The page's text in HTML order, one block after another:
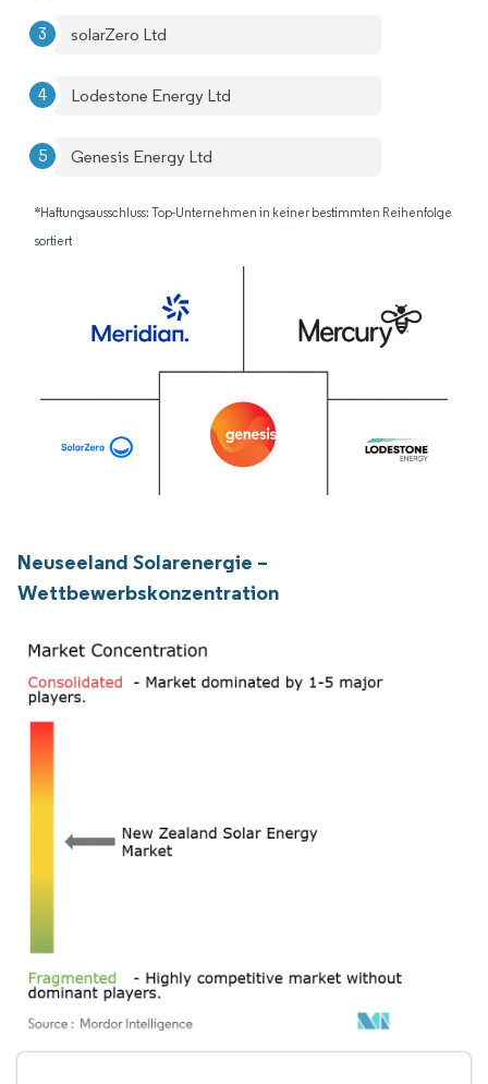
solarZero Ltd
Lodestone Energy Ltd
Genesis Energy Ltd
*Haftungsausschluss: Top-Unternehmen in keiner bestimmten Reihenfolge
sortiert
Neuseeland Solarenergie –
Wettbewerbskonzentration